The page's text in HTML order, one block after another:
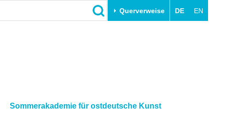
Querverweise DE EN
Sport & Gesundheit
Sommerakademie für ostdeutsche Kunst